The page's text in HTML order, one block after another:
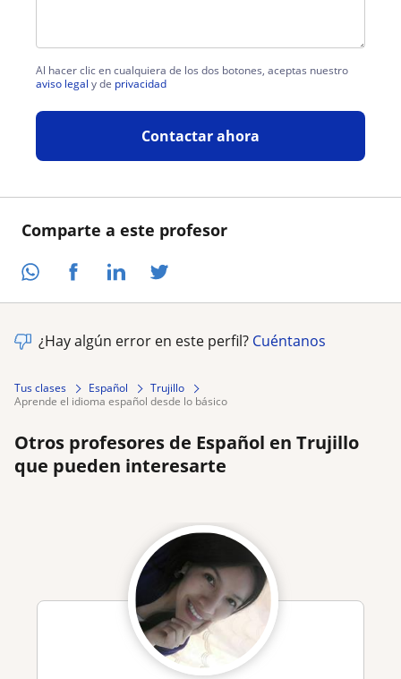
Comparte a este profesor
Al hacer clic en cualquiera de los dos botones, aceptas nuestro
aviso legal y de privacidad
Contactar ahora
¿Hay algún error en este perfil? Cuéntanos
Tus clases Español
Trujillo
aprende el idioma español desde lo básico
Otros profesores de Español en Trujillo
que pueden interesarte